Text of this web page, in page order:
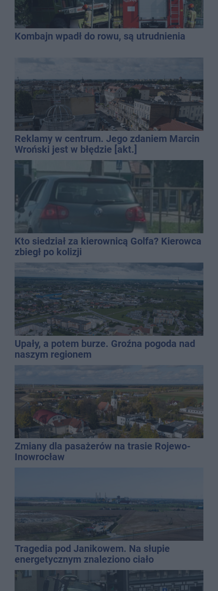
Kombajn wpadł do rowu, są utrudnienia
Reklamy w centrum. Jego zdaniem Marcin
Wroński jest w błędzie [akt.]
Kto siedział za kierownicą Golfa? Kierowca
zbiegł po kolizji
Upały, a potem burze. Groźna pogoda nad
naszym regionem
Zmiany dla pasażerów na trasie Rojewo-
Inowrocław
Tragedia pod Janikowem. Na słupie
energetycznym znaleziono ciało
mężczyzny